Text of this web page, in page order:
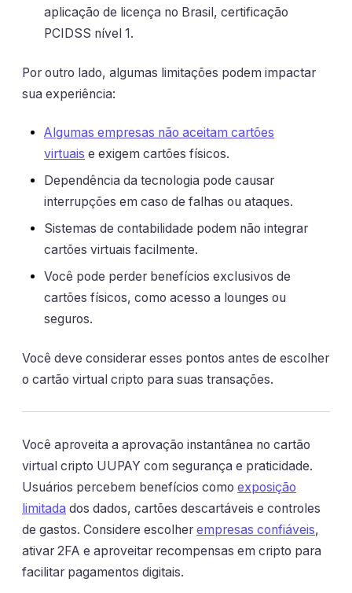
aplicação de licença no Brasil, certificação
PCIDSS nível 1.
Por outro lado, algumas limitações podem impactar
sua experiência:
Algumas empresas não aceitam cartões
virtuais e exigem cartões físicos.
Dependência da tecnologia pode causar
interrupções em caso de falhas ou ataques.
Sistemas de contabilidade podem não integrar
cartões virtuais facilmente.
Você pode perder benefícios exclusivos de
cartões físicos, como acesso a lounges ou
seguros.
Você deve considerar esses pontos antes de escolher
o cartão virtual cripto para suas transações.
Você aproveita a aprovação instantânea no cartão
virtual cripto UUPAY com segurança e praticidade.
Usuários percebem benefícios como exposição
limitada dos dados, cartões descartáveis e controles
de gastos. Considere escolher empresas confiáveis,
ativar 2FA e aproveitar recompensas em cripto para
facilitar pagamentos digitais.